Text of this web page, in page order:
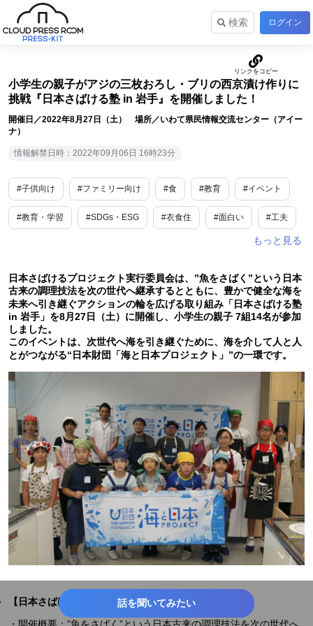
検索 ログイン
小学生の親子がアジの三枚おろし・ブリの西京漬け作りに
挑戦『日本さばける塾 in 岩手』を開催しました！
開催日／2022年8月27日（土） 場所／いわて県民情報交流センター（アイー
ナ）
情報解禁日時：2022年09月06日 16時23分
#子供向け #ファミリー向け #食 #教育 #イベント
#教育・学習 #SDGs・ESG #衣食住 #面白い #工夫
日本さばけるプロジェクト実行委員会は、”魚をさばく”という日本
古来の調理技法を次の世代へ継承するとともに、豊かで健全な海を
未来へ引き継ぐアクションの輪を広げる取り組み「日本さばける塾
in 岩手」を8月27日（土）に開催し、小学生の親子 7組14名が参加
しました。
このイベントは、次世代へ海を引き継ぐために、海を介して人と人
とがつながる“日本財団「海と日本プロジェクト」”の一環です。
【日本さばける塾 in岩手】イベント概要
話を聞いてみたい